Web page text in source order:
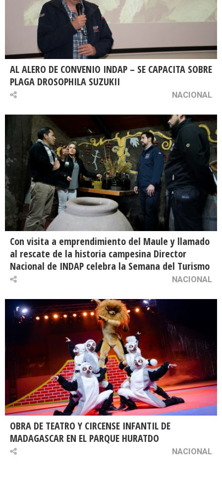
AL ALERO DE CONVENIO INDAP – SE CAPACITA SOBRE
PLAGA DROSOPHILA SUZUKII
NACIONAL
Con visita a emprendimiento del Maule y llamado
al rescate de la historia campesina Director
Nacional de INDAP celebra la Semana del Turismo
NACIONAL
OBRA DE TEATRO Y CIRCENSE INFANTIL DE
MADAGASCAR EN EL PARQUE HURATDO
NACIONAL